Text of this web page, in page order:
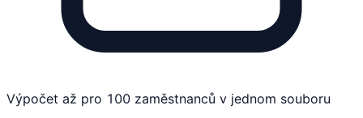
Výpočet až pro 100 zaměstnanců v jednom souboru